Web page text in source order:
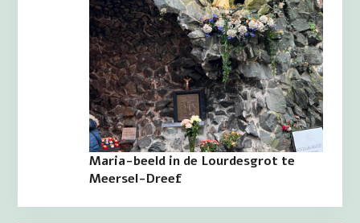
Maria-beeld in de Lourdesgrot te
Meersel-Dreef